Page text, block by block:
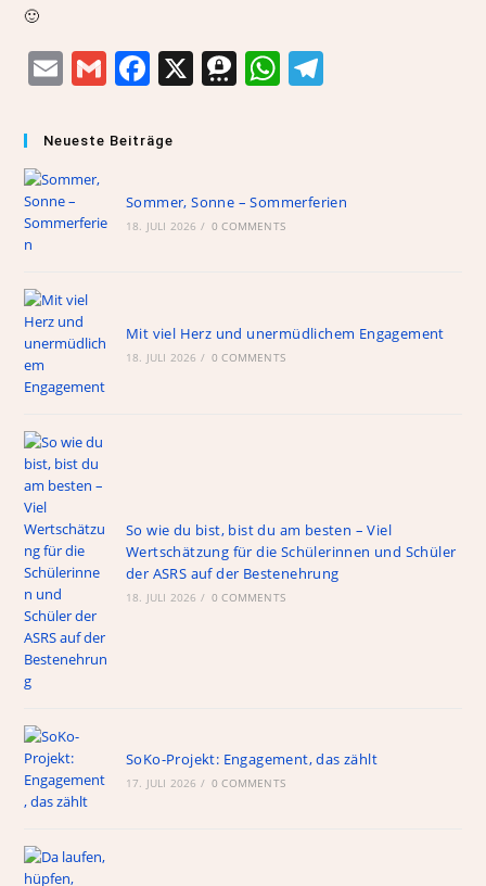
🙂
E
ai
l
G
ai
F
c
b
o
X T
m
a
W
A
p
a
Neueste Beiträge
Sommer, Sonne – Sommerferien
18. JULI 2026 / 0 COMMENTS
Mit viel Herz und unermüdlichem Engagement
18. JULI 2026 / 0 COMMENTS
So wie du bist, bist du am besten – Viel
Wertschätzung für die Schülerinnen und Schüler
der ASRS auf der Bestenehrung
18. JULI 2026 / 0 COMMENTS
SoKo-Projekt: Engagement, das zählt
17. JULI 2026 / 0 COMMENTS